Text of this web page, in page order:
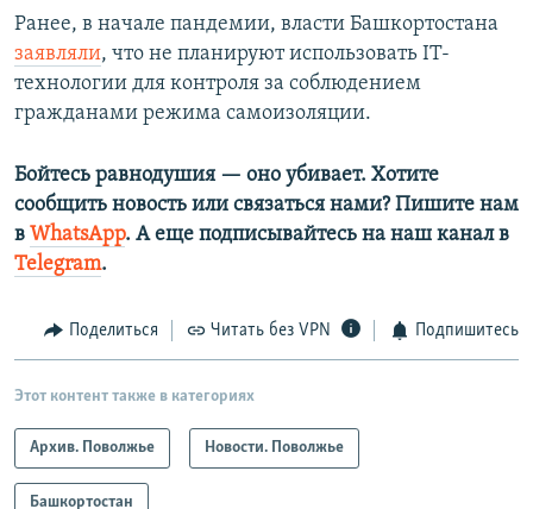
Ранее, в начале пандемии, власти Башкортостана
заявляли, что не планируют использовать IT-
технологии для контроля за соблюдением
гражданами режима самоизоляции.
Бойтесь равнодушия — оно убивает. Хотите
сообщить новость или связаться нами? Пишите нам
в WhatsApp. А еще подписывайтесь на наш канал в
Telegram.
Поделиться Читать без VPN Подпишитесь
Этот контент также в категориях
Архив. Поволжье Новости. Поволжье
Башкортостан